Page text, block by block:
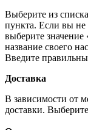
Выберите из
пункта. Если вы
выберите
название своего
Введите
Доставка
В зависимости от
доставки.